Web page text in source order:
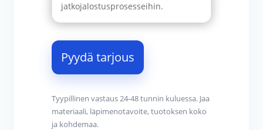
jatkojalostusprosesseihin.
Pyydä tarjous
Tyypillinen vastaus 24-48 tunnin kuluessa. Jaa
materiaali, läpimenotavoite, tuotoksen koko
ja kohdemaa.